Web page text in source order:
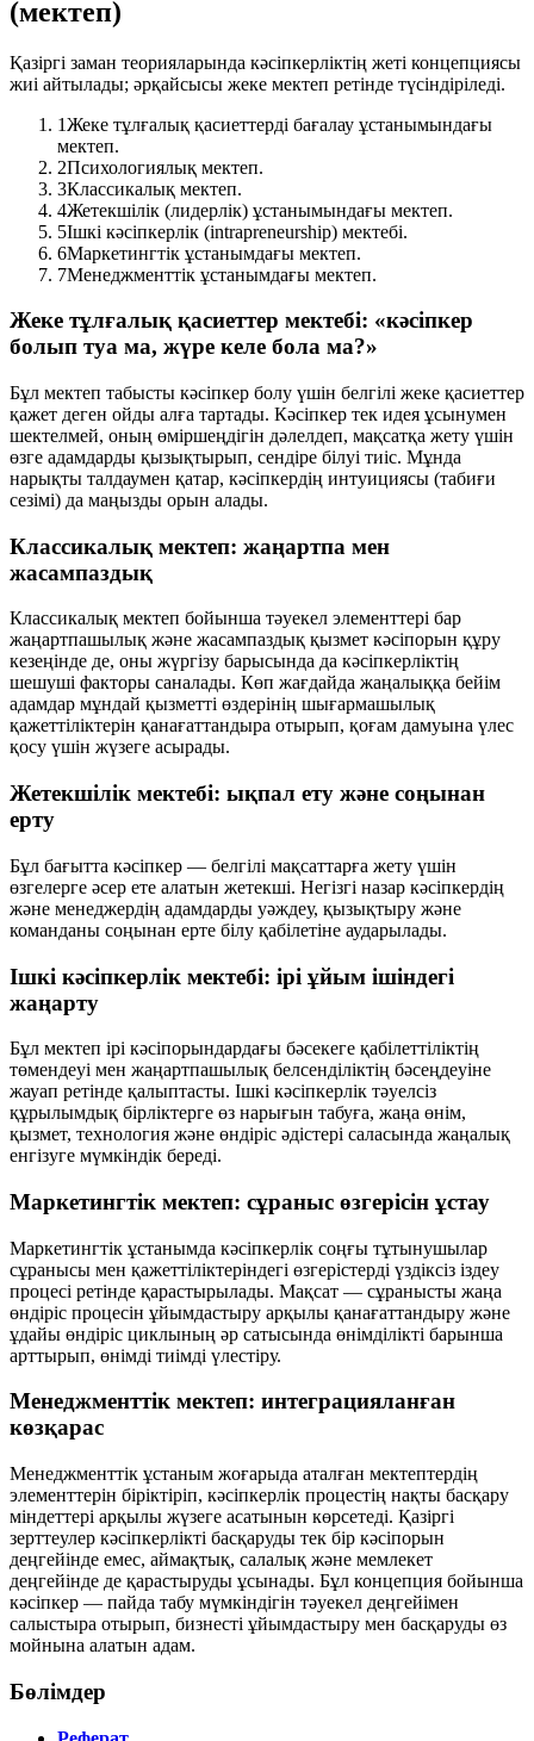
(мектеп)
Қазіргі заман теорияларында кәсіпкерліктің жеті концепциясы
жиі айтылады; әрқайсысы жеке мектеп ретінде түсіндіріледі.
1Жеке тұлғалық қасиеттерді бағалау ұстанымындағы
мектеп.
2Психологиялық мектеп.
3Классикалық мектеп.
4Жетекшілік (лидерлік) ұстанымындағы мектеп.
5Ішкі кәсіпкерлік (intrapreneurship) мектебі.
6Маркетингтік ұстанымдағы мектеп.
7Менеджменттік ұстанымдағы мектеп.
Жеке тұлғалық қасиеттер мектебі: «кәсіпкер
болып туа ма, жүре келе бола ма?»
Бұл мектеп табысты кәсіпкер болу үшін белгілі жеке қасиеттер
қажет деген ойды алға тартады. Кәсіпкер тек идея ұсынумен
шектелмей, оның өміршеңдігін дәлелдеп, мақсатқа жету үшін
өзге адамдарды қызықтырып, сендіре білуі тиіс. Мұнда
нарықты талдаумен қатар, кәсіпкердің интуициясы (табиғи
сезімі) да маңызды орын алады.
Классикалық мектеп: жаңартпа мен
жасампаздық
Классикалық мектеп бойынша тәуекел элементтері бар
жаңартпашылық және жасампаздық қызмет кәсіпорын құру
кезеңінде де, оны жүргізу барысында да кәсіпкерліктің
шешуші факторы саналады. Көп жағдайда жаңалыққа бейім
адамдар мұндай қызметті өздерінің шығармашылық
қажеттіліктерін қанағаттандыра отырып, қоғам дамуына үлес
қосу үшін жүзеге асырады.
Жетекшілік мектебі: ықпал ету және соңынан
ерту
Бұл бағытта кәсіпкер — белгілі мақсаттарға жету үшін
өзгелерге әсер ете алатын жетекші. Негізгі назар кәсіпкердің
және менеджердің адамдарды уәждеу, қызықтыру және
команданы соңынан ерте білу қабілетіне аударылады.
Ішкі кәсіпкерлік мектебі: ірі ұйым ішіндегі
жаңарту
Бұл мектеп ірі кәсіпорындардағы бәсекеге қабілеттіліктің
төмендеуі мен жаңартпашылық белсенділіктің бәсеңдеуіне
жауап ретінде қалыптасты. Ішкі кәсіпкерлік тәуелсіз
құрылымдық бірліктерге өз нарығын табуға, жаңа өнім,
қызмет, технология және өндіріс әдістері саласында жаңалық
енгізуге мүмкіндік береді.
Маркетингтік мектеп: сұраныс өзгерісін ұстау
Маркетингтік ұстанымда кәсіпкерлік соңғы тұтынушылар
сұранысы мен қажеттіліктеріндегі өзгерістерді үздіксіз іздеу
процесі ретінде қарастырылады. Мақсат — сұранысты жаңа
өндіріс процесін ұйымдастыру арқылы қанағаттандыру және
ұдайы өндіріс циклының әр сатысында өнімділікті барынша
арттырып, өнімді тиімді үлестіру.
Менеджменттік мектеп: интеграцияланған
көзқарас
Менеджменттік ұстаным жоғарыда аталған мектептердің
элементтерін біріктіріп, кәсіпкерлік процестің нақты басқару
міндеттері арқылы жүзеге асатынын көрсетеді. Қазіргі
зерттеулер кәсіпкерлікті басқаруды тек бір кәсіпорын
деңгейінде емес, аймақтық, салалық және мемлекет
деңгейінде де қарастыруды ұсынады. Бұл концепция бойынша
кәсіпкер — пайда табу мүмкіндігін тәуекел деңгейімен
салыстыра отырып, бизнесті ұйымдастыру мен басқаруды өз
мойнына алатын адам.
Бөлімдер